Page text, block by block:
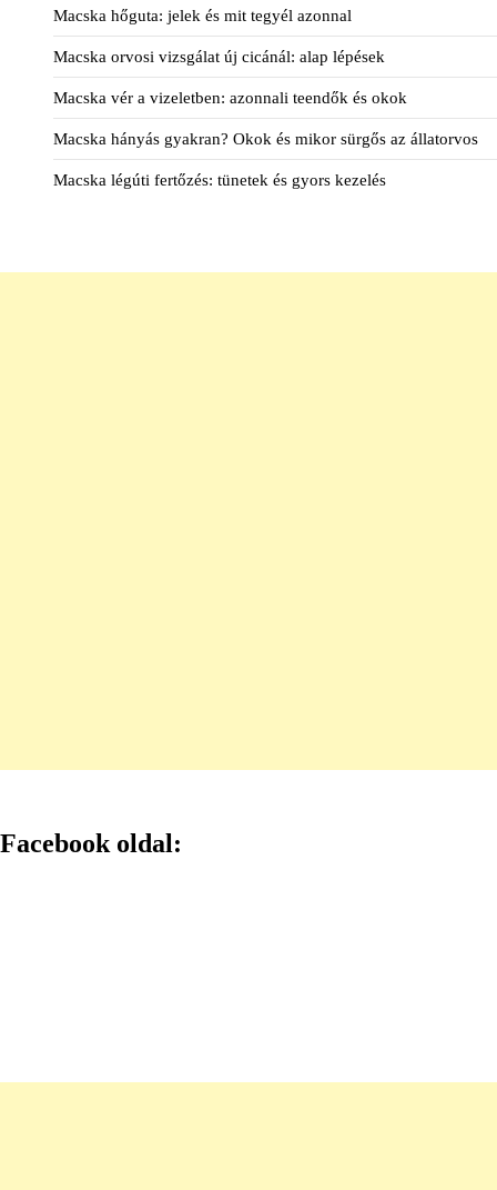
Macska hőguta: jelek és mit tegyél azonnal
Macska orvosi vizsgálat új cicánál: alap lépések
Macska vér a vizeletben: azonnali teendők és okok
Macska hányás gyakran? Okok és mikor sürgős az állatorvos
Macska légúti fertőzés: tünetek és gyors kezelés
Facebook oldal: